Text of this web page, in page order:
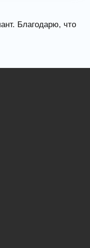
Благодарю, что